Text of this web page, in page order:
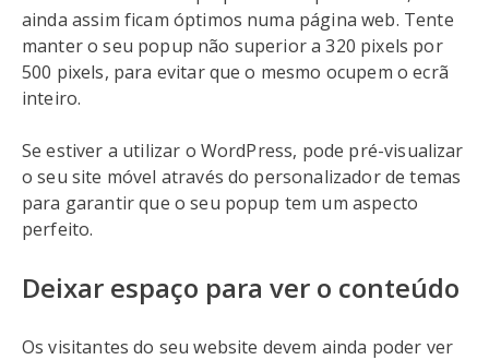
ainda assim ficam óptimos numa página web. Tente
manter o seu popup não superior a 320 pixels por
500 pixels, para evitar que o mesmo ocupem o ecrã
inteiro.
Se estiver a utilizar o WordPress, pode pré-visualizar
o seu site móvel através do personalizador de temas
para garantir que o seu popup tem um aspecto
perfeito.
Deixar espaço para ver o conteúdo
Os visitantes do seu website devem ainda poder ver